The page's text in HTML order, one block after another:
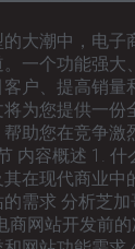
大潮中，电子
一个功能强大
户、提高销量
为您提供一份
助您在竞争激
内容概述 1.
在现代商业中
需求 分析芝
商网站开发前